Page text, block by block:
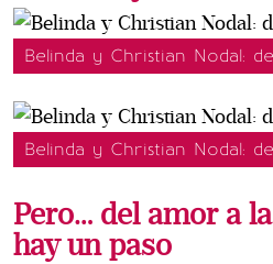
Belinda y Christian Nodal:
Belinda y Christian Nodal:
Pero… del amor a
hay un paso